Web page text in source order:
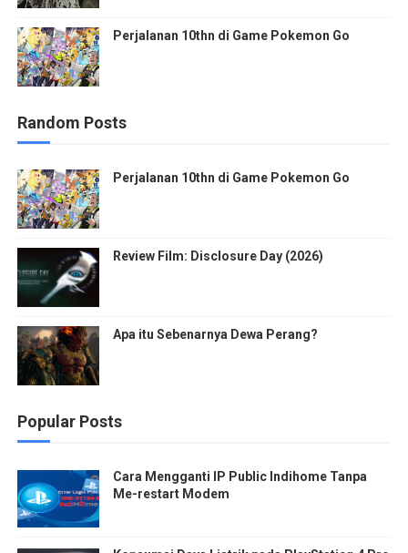
Perjalanan 10thn di Game Pokemon Go
Random Posts
Perjalanan 10thn di Game Pokemon Go
Review Film: Disclosure Day (2026)
Apa itu Sebenarnya Dewa Perang?
Popular Posts
Cara Mengganti IP Public Indihome Tanpa
Me-restart Modem